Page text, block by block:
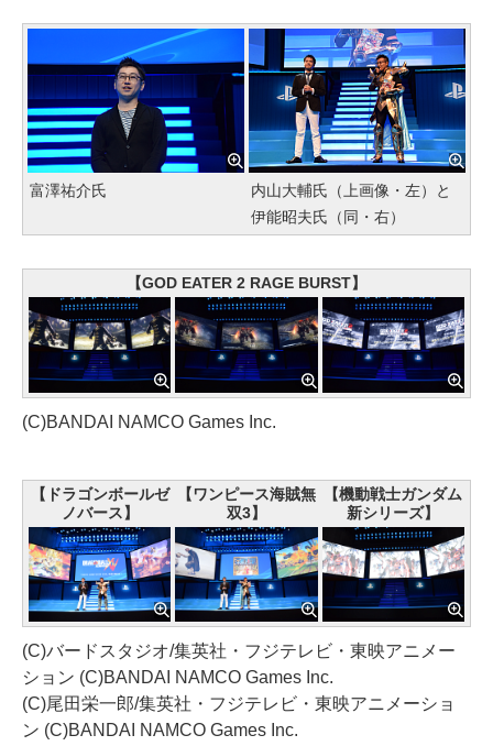
富澤祐介氏
内山大輔氏（上画像・左）と
伊能昭夫氏（同・右）
【GOD EATER 2 RAGE BURST】
(C)BANDAI NAMCO Games Inc.
【ドラゴンボールゼ
ノバース】
【ワンピース海賊無
双3】
【機動戦士ガンダム
新シリーズ】
(C)バードスタジオ/集英社・フジテレビ・東映アニメー
ション (C)BANDAI NAMCO Games Inc.
(C)尾田栄一郎/集英社・フジテレビ・東映アニメーショ
ン (C)BANDAI NAMCO Games Inc.